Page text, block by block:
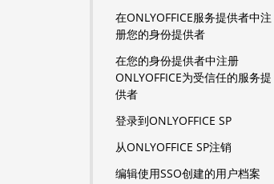
在ONLYOFFICE服务提供者中注
册您的身份提供者
在您的身份提供者中注册
ONLYOFFICE为受信任的服务提
供者
登录到ONLYOFFICE SP
从ONLYOFFICE SP注销
编辑使用SSO创建的用户档案